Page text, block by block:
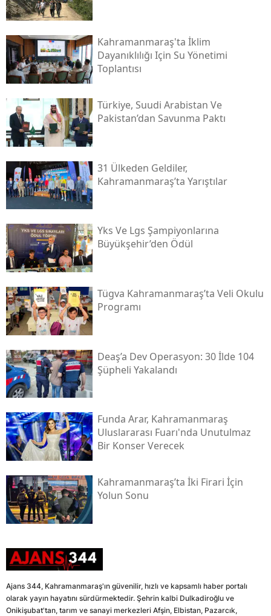
Kahramanmaraş'ta İklim
Dayanıklılığı Için Su Yönetimi
Toplantısı
Türkiye, Suudi Arabistan Ve
Pakistan’dan Savunma Paktı
31 Ülkeden Geldiler,
Kahramanmaraş’ta Yarıştılar
Yks Ve Lgs Şampiyonlarına
Büyükşehir’den Ödül
Tügva Kahramanmaraş’ta Veli Okulu
Programı
Deaş’a Dev Operasyon: 30 İlde 104
Şüpheli Yakalandı
Funda Arar, Kahramanmaraş
Uluslararası Fuarı'nda Unutulmaz
Bir Konser Verecek
Kahramanmaraş’ta İki Firari İçin
Yolun Sonu
Ajans 344, Kahramanmaraş'ın güvenilir, hızlı ve kapsamlı haber portalı
olarak yayın hayatını sürdürmektedir. Şehrin kalbi Dulkadiroğlu ve
Onikişubat'tan, tarım ve sanayi merkezleri Afşin, Elbistan, Pazarcık,